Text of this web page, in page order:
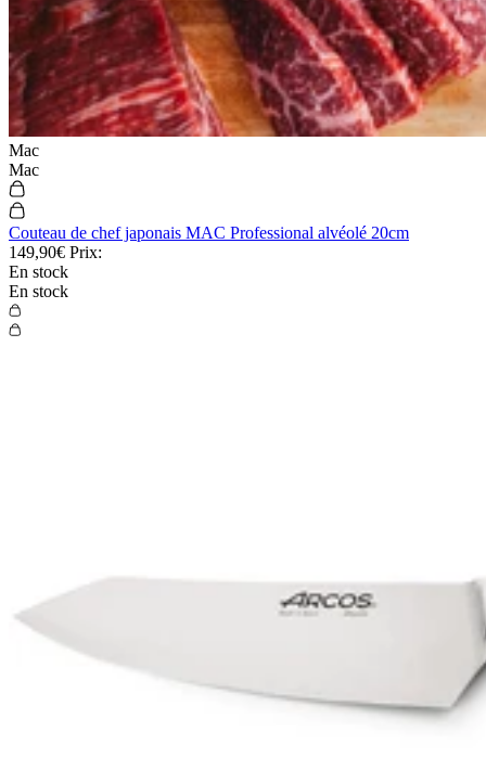
Mac
Mac
Couteau de chef japonais MAC Professional alvéolé 20cm
149,90€ Prix:
En stock
En stock